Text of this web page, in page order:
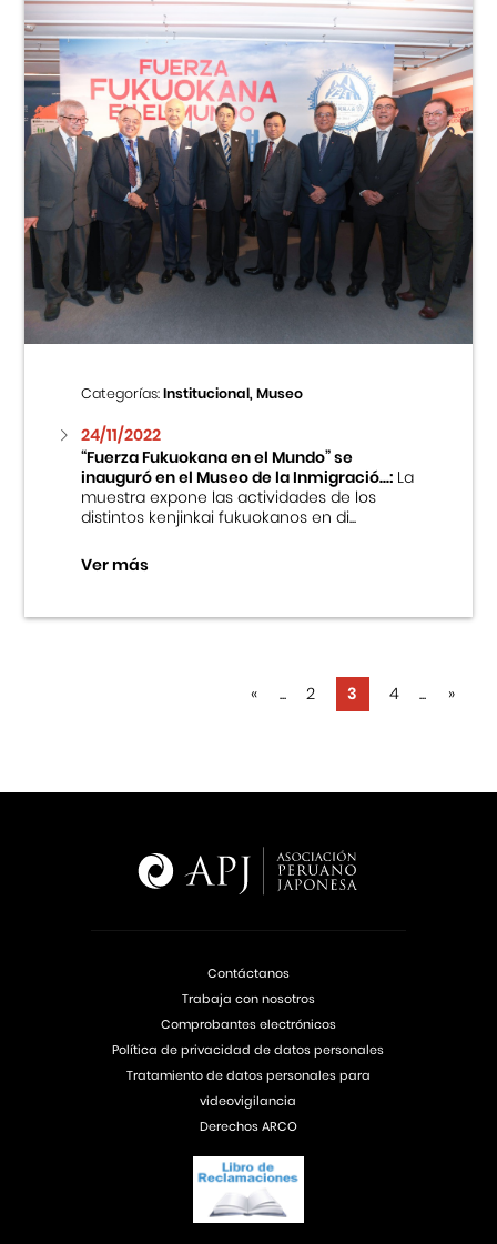
Categorías:Institucional, Museo
24/11/2022
“Fuerza Fukuokana en el Mundo” se
inauguró en el Museo de la Inmigració...:La
muestra expone las actividades de los
distintos kenjinkai fukuokanos en di...
Ver más
« ... 2 3 4 ... »
Contáctanos
Trabaja con nosotros
Comprobantes electrónicos
Política de privacidad de datos personales
Tratamiento de datos personales para
videovigilancia
Derechos ARCO